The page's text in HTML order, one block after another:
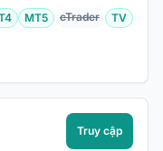
MT5 cTrader TV
Truy cập